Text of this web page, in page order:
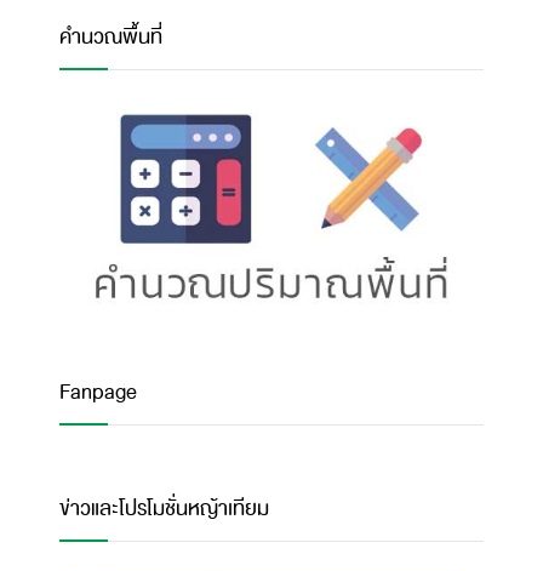
คำนวณพื้นที่
Fanpage
ข่าวและโปรโมชั่นหญ้าเทียม